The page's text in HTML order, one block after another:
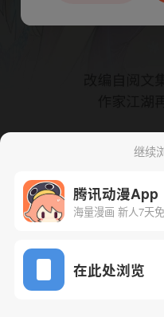
继续
腾讯动漫App
海量漫画 新人7天
在此处浏览